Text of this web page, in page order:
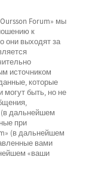
Forum» мы
к
они выходят за
источником
которые
быть, но не
дальнейшем
при
(в дальнейшем
вами
«ваши